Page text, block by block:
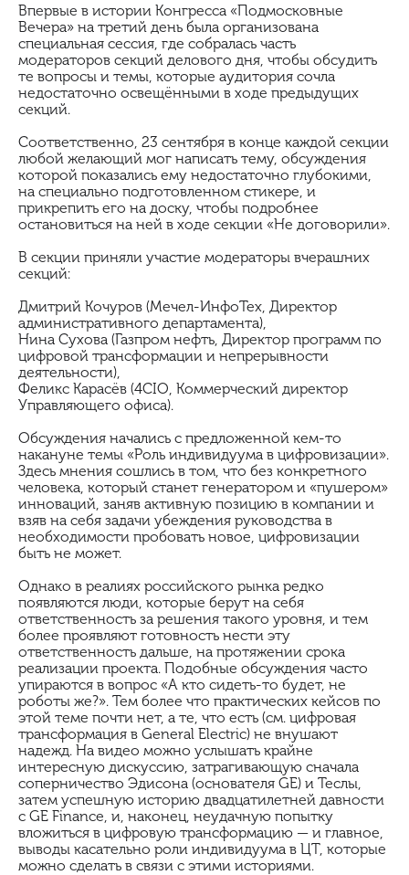
Впервые в истории Конгресса «Подмосковные
Вечера» на третий день была организована
специальная сессия, где собралась часть
модераторов секций делового дня, чтобы обсудить
те вопросы и темы, которые аудитория сочла
недостаточно освещёнными в ходе предыдущих
секций.
Соответственно, 23 сентября в конце каждой секции
любой желающий мог написать тему, обсуждения
которой показались ему недостаточно глубокими,
на специально подготовленном стикере, и
прикрепить его на доску, чтобы подробнее
остановиться на ней в ходе секции «Не договорили».
В секции приняли участие модераторы вчерашних
секций:
Дмитрий Кочуров (Мечел-ИнфоТех, Директор
административного департамента),
Нина Сухова (Газпром нефть, Директор программ по
цифровой трансформации и непрерывности
деятельности),
Феликс Карасёв (4CIO, Коммерческий директор
Управляющего офиса).
Обсуждения начались с предложенной кем-то
накануне темы «Роль индивидуума в цифровизации».
Здесь мнения сошлись в том, что без конкретного
человека, который станет генератором и «пушером»
инноваций, заняв активную позицию в компании и
взяв на себя задачи убеждения руководства в
необходимости пробовать новое, цифровизации
быть не может.
Однако в реалиях российского рынка редко
появляются люди, которые берут на себя
ответственность за решения такого уровня, и тем
более проявляют готовность нести эту
ответственность дальше, на протяжении срока
реализации проекта. Подобные обсуждения часто
упираются в вопрос «А кто сидеть-то будет, не
роботы же?». Тем более что практических кейсов по
этой теме почти нет, а те, что есть (см. цифровая
трансформация в General Electric) не внушают
надежд. На видео можно услышать крайне
интересную дискуссию, затрагивающую сначала
соперничество Эдисона (основателя GE) и Теслы,
затем успешную историю двадцатилетней давности
с GE Finance, и, наконец, неудачную попытку
вложиться в цифровую трансформацию — и главное,
выводы касательно роли индивидуума в ЦТ, которые
можно сделать в связи с этими историями.